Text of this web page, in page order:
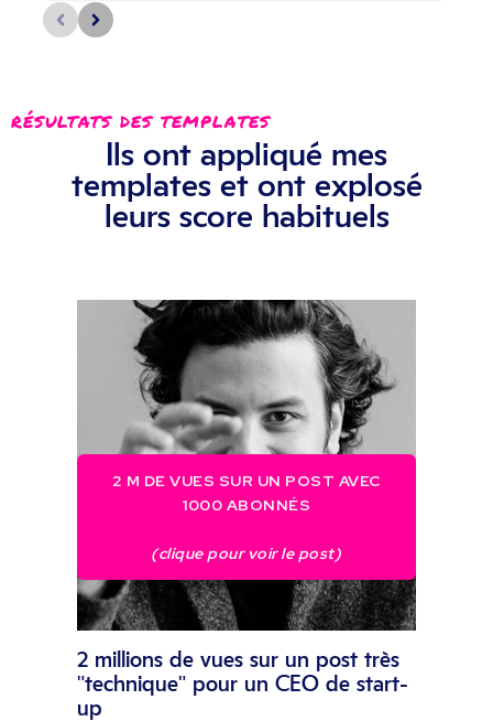
RÉSULTATS DES TEMPLATES
Ils ont appliqué mes
templates et ont explosé
leurs score habituels
2 M DE VUES SUR UN POST AVEC
1000 ABONNÉS
(clique pour voir le post)
2 millions de vues sur un post très
"technique" pour un CEO de start-
up